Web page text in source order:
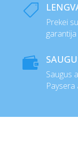

Prekei

Saugus
Paysera